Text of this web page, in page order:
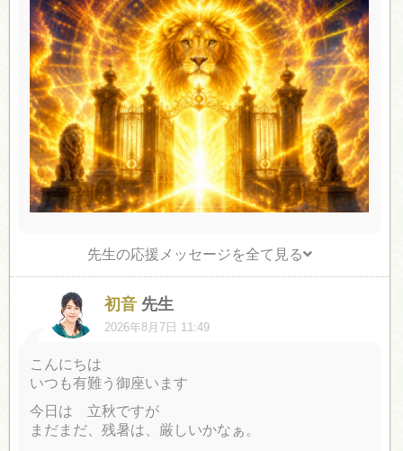
先生の応援メッセージを全て見る
初音 先生
2026年8月7日 11:49
こんにちは
いつも有難う御座います
今日は 立秋ですが
まだまだ、残暑は、厳しいかなぁ。